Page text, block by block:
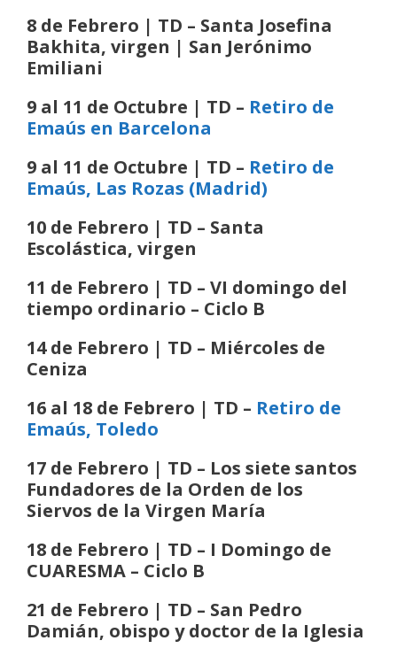
8 de Febrero | TD – Santa Josefina
Bakhita, virgen | San Jerónimo
Emiliani
9 al 11 de Octubre | TD – Retiro de
Emaús en Barcelona
9 al 11 de Octubre | TD – Retiro de
Emaús, Las Rozas (Madrid)
10 de Febrero | TD – Santa
Escolástica, virgen
11 de Febrero | TD – VI domingo del
tiempo ordinario – Ciclo B
14 de Febrero | TD – Miércoles de
Ceniza
16 al 18 de Febrero | TD – Retiro de
Emaús, Toledo
17 de Febrero | TD – Los siete santos
Fundadores de la Orden de los
Siervos de la Virgen María
18 de Febrero | TD – I Domingo de
CUARESMA – Ciclo B
21 de Febrero | TD – San Pedro
Damián, obispo y doctor de la Iglesia